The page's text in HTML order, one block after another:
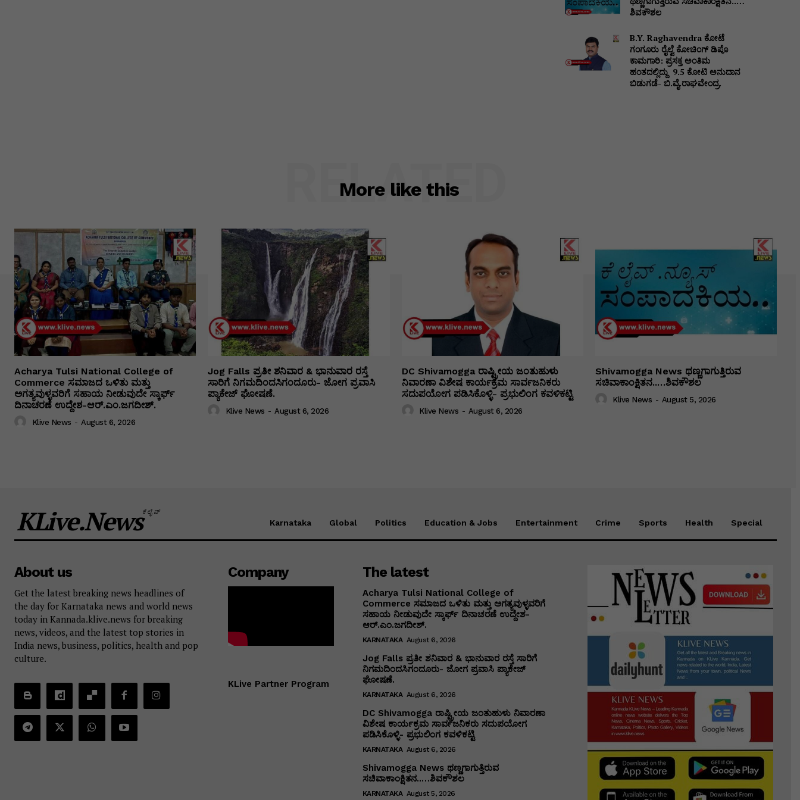
ಶಿವಕೌಶಲ
B.Y. Raghavendra ಕೋಟೆ
ಗಂಗೂರು ರೈಲ್ವೆ ಕೋಚಿಂಗ್ ಡಿಪೊ
ಕಾಮಗಾರಿ: ಪ್ರಸಕ್ತ ಅಂತಿಮ
ಹಂತದಲ್ಲಿದ್ದು ₹ 9.5 ಕೋಟಿ ಅನುದಾನ
ಬಿಡುಗಡೆ- ಬಿ.ವೈ.ರಾಘವೇಂದ್ರ.
More like this
RELATED
Acharya Tulsi National College of
Commerce ಸಮಾಜದ ಒಳಿತು ಮತ್ತು
ಅಗತ್ಯವುಳ್ಳವರಿಗೆ ಸಹಾಯ ನೀಡುವುದೇ ಸ್ಕಾರ್ಫ್
ದಿನಾಚರಣೆ ಉದ್ದೇಶ-ಆರ್.ಎಂ.ಜಗದೀಶ್.
Klive News - August 6, 2026
Jog Falls ಪ್ರತೀ ಶನಿವಾರ & ಭಾನುವಾರ ರಸ್ತೆ
ಸಾರಿಗೆ ನಿಗಮದಿಂದಸಿಗಂದೂರು- ಜೋಗ ಪ್ರವಾಸಿ
ಪ್ಯಾಕೇಜ್ ಘೋಷಣೆ.
Klive News - August 6, 2026
DC Shivamogga ರಾಷ್ಟ್ರೀಯ ಜಂತುಹುಳು
ನಿವಾರಣಾ ವಿಶೇಷ ಕಾರ್ಯಕ್ರಮ ಸಾರ್ವಜನಿಕರು
ಸದುಪಯೋಗ ಪಡಿಸಿಕೊಳ್ಳಿ- ಪ್ರಭುಲಿಂಗ ಕವಳಿಕಟ್ಟಿ
Klive News - August 6, 2026
Shivamogga News ಥಣ್ಣಗಾಗುತ್ತಿರುವ
ಸಚಿವಾಕಾಂಕ್ಷಿತನ..…ಶಿವಕೌಶಲ
Klive News - August 5, 2026
KLive.Newsಕೆಲೈವ್
Karnataka Global Politics Education & Jobs Entertainment Crime Sports Health Special
About us
Get the latest breaking news headlines of
the day for Karnataka news and world news
today in Kannada.klive.news for breaking
news, videos, and the latest top stories in
India news, business, politics, health and pop
culture.
Company
KLive Partner Program
The latest
Acharya Tulsi National College of
Commerce ಸಮಾಜದ ಒಳಿತು ಮತ್ತು ಅಗತ್ಯವುಳ್ಳವರಿಗೆ
ಸಹಾಯ ನೀಡುವುದೇ ಸ್ಕಾರ್ಫ್ ದಿನಾಚರಣೆ ಉದ್ದೇಶ-
ಆರ್.ಎಂ.ಜಗದೀಶ್.
KARNATAKA August 6, 2026
Jog Falls ಪ್ರತೀ ಶನಿವಾರ & ಭಾನುವಾರ ರಸ್ತೆ ಸಾರಿಗೆ
ನಿಗಮದಿಂದಸಿಗಂದೂರು- ಜೋಗ ಪ್ರವಾಸಿ ಪ್ಯಾಕೇಜ್
ಘೋಷಣೆ.
KARNATAKA August 6, 2026
DC Shivamogga ರಾಷ್ಟ್ರೀಯ ಜಂತುಹುಳು ನಿವಾರಣಾ
ವಿಶೇಷ ಕಾರ್ಯಕ್ರಮ ಸಾರ್ವಜನಿಕರು ಸದುಪಯೋಗ
ಪಡಿಸಿಕೊಳ್ಳಿ- ಪ್ರಭುಲಿಂಗ ಕವಳಿಕಟ್ಟಿ
KARNATAKA August 6, 2026
Shivamogga News ಥಣ್ಣಗಾಗುತ್ತಿರುವ
ಸಚಿವಾಕಾಂಕ್ಷಿತನ..…ಶಿವಕೌಶಲ
KARNATAKA August 5, 2026